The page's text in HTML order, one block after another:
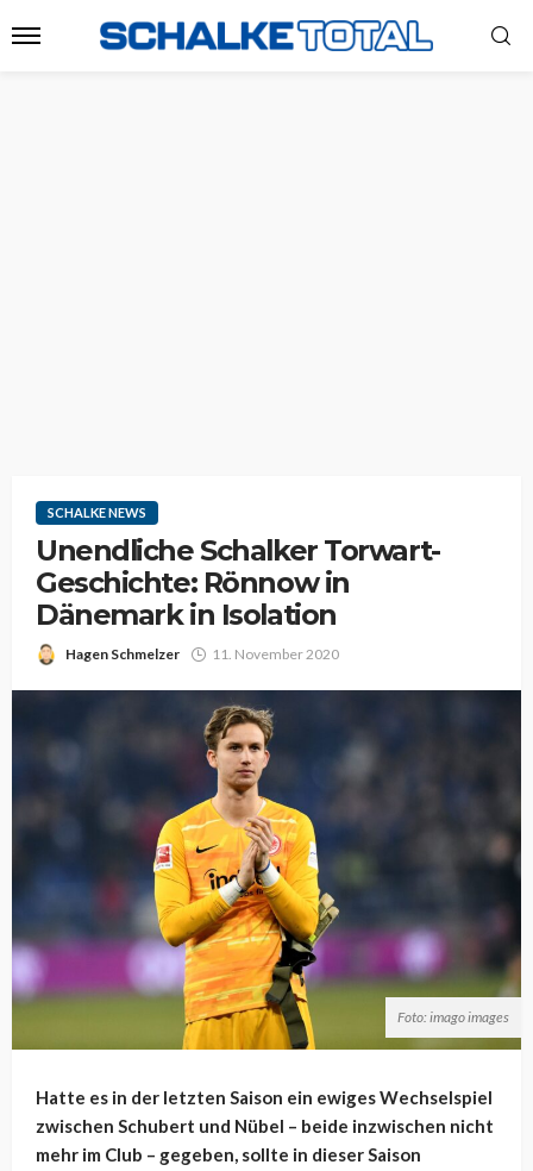
SCHALKE NEWS
Unendliche Schalker Torwart-
Geschichte: Rönnow in
Dänemark in Isolation
Hagen Schmelzer 11. November 2020
Foto: imago images
Hatte es in der letzten Saison ein ewiges Wechselspiel
zwischen Schubert und Nübel – beide inzwischen nicht
mehr im Club – gegeben, sollte in dieser Saison